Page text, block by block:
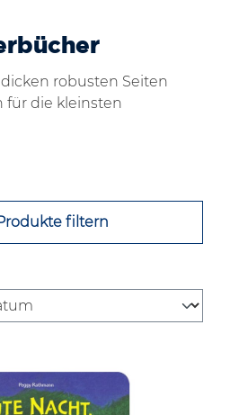
robusten Seiten
für die kleinsten
filtern